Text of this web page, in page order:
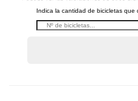
Indica la cantidad de bicicletas que